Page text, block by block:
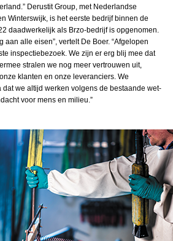
Derustit Group, met Nederlandse
Winterswijk, is het eerste bedrijf binnen de
daadwerkelijk als Brzo-bedrijf is opge­nomen.
aan alle eisen”, vertelt De Boer. “Afgelopen
inspectie­bezoek. We zijn er erg blij mee dat
stralen we nog meer vertrouwen uit,
klanten en onze leveranciers. We
we altijd werken volgens de bestaande wet-
voor mens en milieu.”